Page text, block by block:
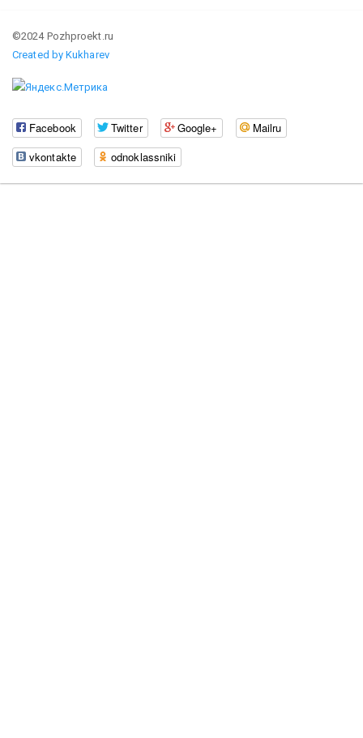
©2024 Pozhproekt.ru
Created by Kukharev
Facebook Twitter Google+
Mailru
vkontakte
odnoklassniki